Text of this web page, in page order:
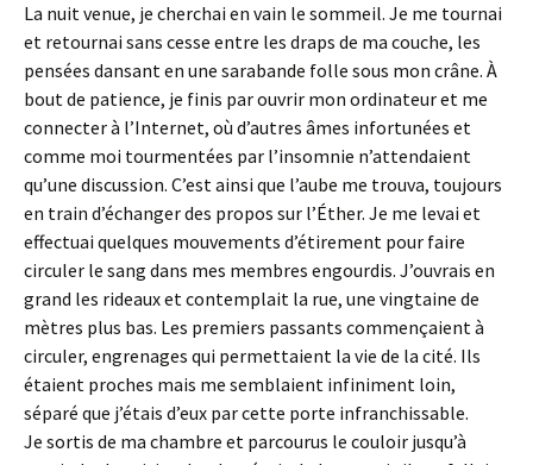
La nuit venue, je cherchai en vain le sommeil. Je me tournai
et retournai sans cesse entre les draps de ma couche, les
pensées dansant en une sarabande folle sous mon crâne. À
bout de patience, je finis par ouvrir mon ordinateur et me
connecter à l’Internet, où d’autres âmes infortunées et
comme moi tourmentées par l’insomnie n’attendaient
qu’une discussion. C’est ainsi que l’aube me trouva, toujours
en train d’échanger des propos sur l’Éther. Je me levai et
effectuai quelques mouvements d’étirement pour faire
circuler le sang dans mes membres engourdis. J’ouvrais en
grand les rideaux et contemplait la rue, une vingtaine de
mètres plus bas. Les premiers passants commençaient à
circuler, engrenages qui permettaient la vie de la cité. Ils
étaient proches mais me semblaient infiniment loin,
séparé que j’étais d’eux par cette porte infranchissable.
Je sortis de ma chambre et parcourus le couloir jusqu’à